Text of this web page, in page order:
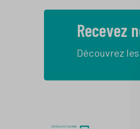
Recevez
Découvrez